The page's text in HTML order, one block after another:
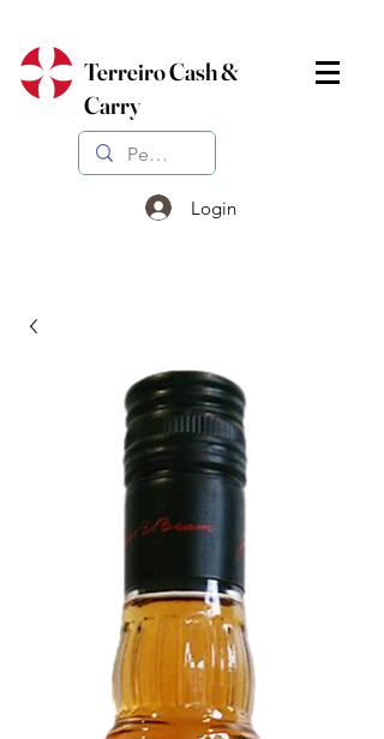
Terreiro Cash &
Carry
Login